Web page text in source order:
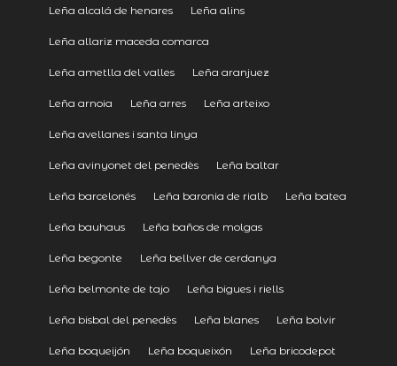
Leña alcalá de henares Leña alins
Leña allariz maceda comarca
Leña ametlla del valles Leña aranjuez
Leña arnoia Leña arres Leña arteixo
Leña avellanes i santa linya
Leña avinyonet del penedès Leña baltar
Leña barcelonés Leña baronia de rialb Leña batea
Leña bauhaus Leña baños de molgas
Leña begonte Leña bellver de cerdanya
Leña belmonte de tajo Leña bigues i riells
Leña bisbal del penedès Leña blanes Leña bolvir
Leña boqueijón Leña boqueixón Leña bricodepot